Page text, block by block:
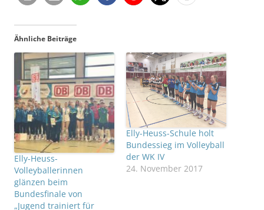
Ähnliche Beiträge
Elly-Heuss-
Volleyballerinnen
glänzen beim
Bundesfinale von
„Jugend trainiert für
Elly-Heuss-Schule holt
Bundessieg im Volleyball
der WK IV
24. November 2017